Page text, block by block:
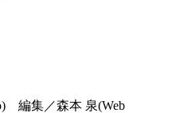
編集／森本 泉(Web